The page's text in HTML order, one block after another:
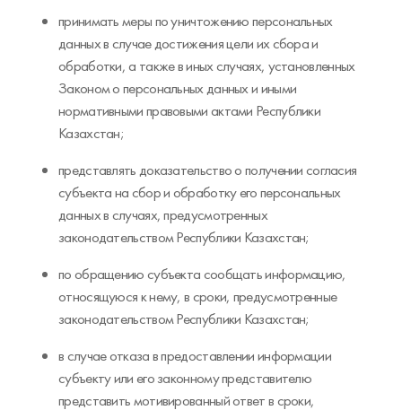
принимать меры по уничтожению персональных
данных в случае достижения цели их сбора и
обработки, а также в иных случаях, установленных
Законом о персональных данных и иными
нормативными правовыми актами Республики
Казахстан;
представлять доказательство о получении согласия
субъекта на сбор и обработку его персональных
данных в случаях, предусмотренных
законодательством Республики Казахстан;
по обращению субъекта сообщать информацию,
относящуюся к нему, в сроки, предусмотренные
законодательством Республики Казахстан;
в случае отказа в предоставлении информации
субъекту или его законному представителю
представить мотивированный ответ в сроки,